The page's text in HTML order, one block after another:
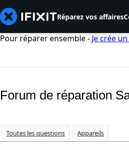
Réparez vos affaires
Pour réparer ensemble - Je crée
Forum de réparation
Toutes les questions Appareils